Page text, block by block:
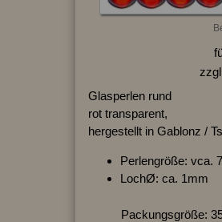
Glasperlen rund
rot transparent,
hergestellt in Gablonz /
Perlengröße: vca.
LochØ: ca. 1mm
Packungsgröße: